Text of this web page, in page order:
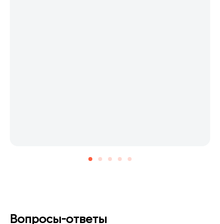
Вопросы-ответы